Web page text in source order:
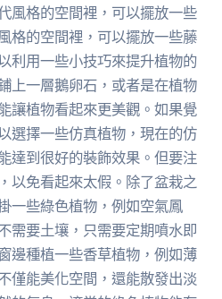
風格的空間裡，可以擺放一些
格的空間裡，可以擺放一些藤
利用一些小技巧來提升植物的
上一層鵝卵石，或者是在植物
讓植物看起來更美觀。如果覺
選擇一些仿真植物，現在的仿
達到很好的裝飾效果。但要注
以免看起來太假。除了盆栽之
一些綠色植物，例如空氣鳳
需要土壤，只需要定期噴水即
邊種植一些香草植物，例如薄
僅能美化空間，還能散發出淡